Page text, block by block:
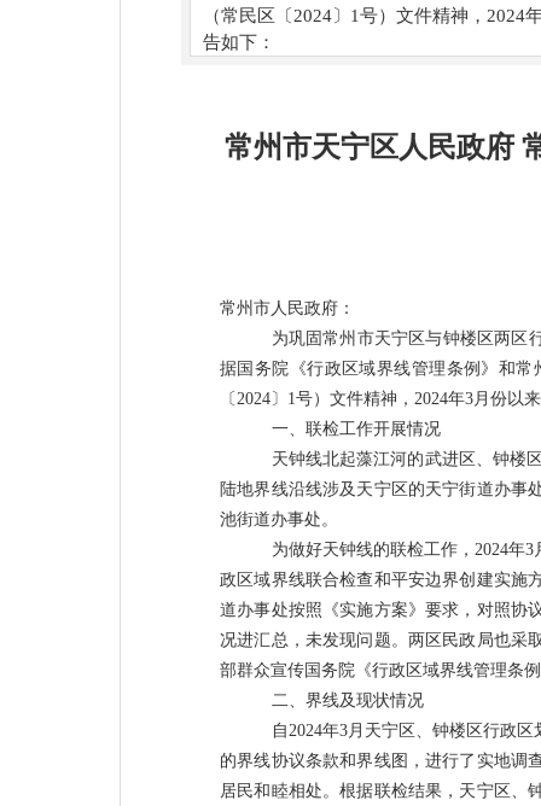
（常民区〔2024〕1号）文件精神，
告如下：
常州市天宁区人民政府
常州市人民政府：
为巩固常州市天宁区与钟楼区两区
据国务院《行政区域界线管理条例》和常
〔 2024 〕 1号）文件精神， 2024年3月份以
一、联检工作开展情况
天钟线北起藻江河的武进区、钟楼
陆地界线沿线涉及天宁区的天宁街道办事
池街道办事处。
为做好天钟线的联检工作，2024年3
政区域界线联合检查和平安边界创建实施
道办事处按照《实施方案》要求，对照协
况进汇总，未发现问题。两区民政局也采
部群众宣传国务院《行政区域界线管理条
二、界线及现状情况
自2024年3月天宁区、钟楼区行政
的界线协议条款和界线图，进行了实地调
居民和睦相处。根据联检结果，天宁区、